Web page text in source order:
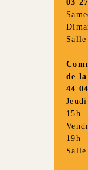
03
de
44
15h
19h